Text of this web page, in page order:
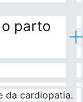
parto
da cardiopatia.